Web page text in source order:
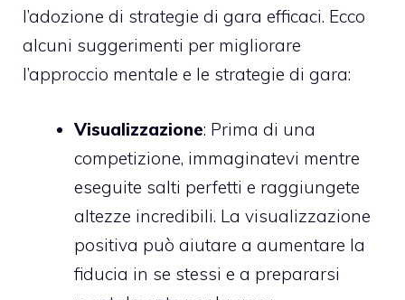
l’adozione di strategie di gara efficaci. Ecco
alcuni suggerimenti per migliorare
l’approccio mentale e le strategie di gara:
Visualizzazione: Prima di una
competizione, immaginatevi mentre
eseguite salti perfetti e raggiungete
altezze incredibili. La visualizzazione
positiva può aiutare a aumentare la
fiducia in se stessi e a prepararsi